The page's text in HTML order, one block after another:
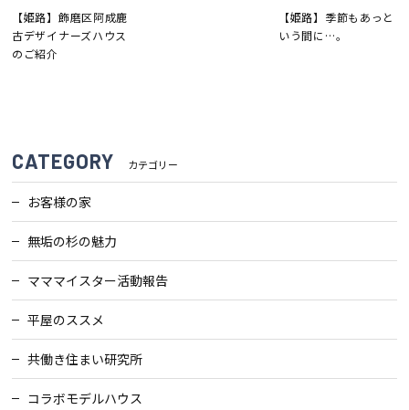
【姫路】飾磨区阿成鹿
古デザイナーズハウス
のご紹介
【姫路】季節もあっと
いう間に…。
CATEGORY カテゴリー
お客様の家
無垢の杉の魅力
マママイスター活動報告
平屋のススメ
共働き住まい研究所
コラボモデルハウス